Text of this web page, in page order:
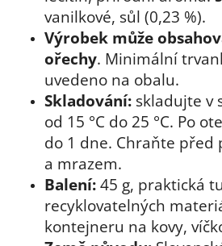
vanilkové, sůl (0,23 %).
Výrobek může
ořechy. Minimální
uvedeno na obalu.
Skladování: skladujte v
od 15 °C do 25 °C. Po
do 1 dne. Chraňte před
a mrazem.
Balení: 45 g, praktická
recyklovatelných
kontejneru na kovy,